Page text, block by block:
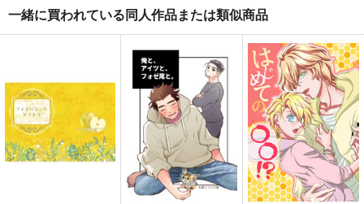
一緒に買われている同人作品または類似商品